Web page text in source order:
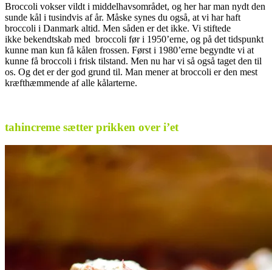
Broccoli vokser vildt i middelhavsområdet, og her har man nydt den
sunde kål i tusindvis af år. Måske synes du også, at vi har haft
broccoli i Danmark altid. Men såden er det ikke. Vi stiftede
ikke bekendtskab med broccoli før i 1950’erne, og på det tidspunkt
kunne man kun få kålen frossen. Først i 1980’erne begyndte vi at
kunne få broccoli i frisk tilstand. Men nu har vi så også taget den til
os. Og det er der god grund til. Man mener at broccoli er den mest
kræfthæmmende af alle kålarterne.
tahincreme sætter prikken over i’et